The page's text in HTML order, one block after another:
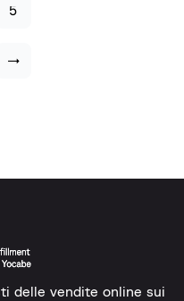
5
→
delle vendite online sui